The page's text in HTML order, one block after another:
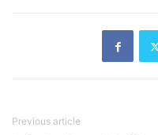
Previous article